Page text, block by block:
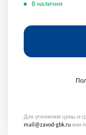
В наличии
Для уточнения цены и
mail@zavod-gbk.ru или